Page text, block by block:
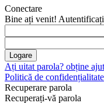
Conectare
Bine ați venit!
Ați uitat parola? obține
Politică de confidențialitate
Recuperare parola
Recuperați-vă parola